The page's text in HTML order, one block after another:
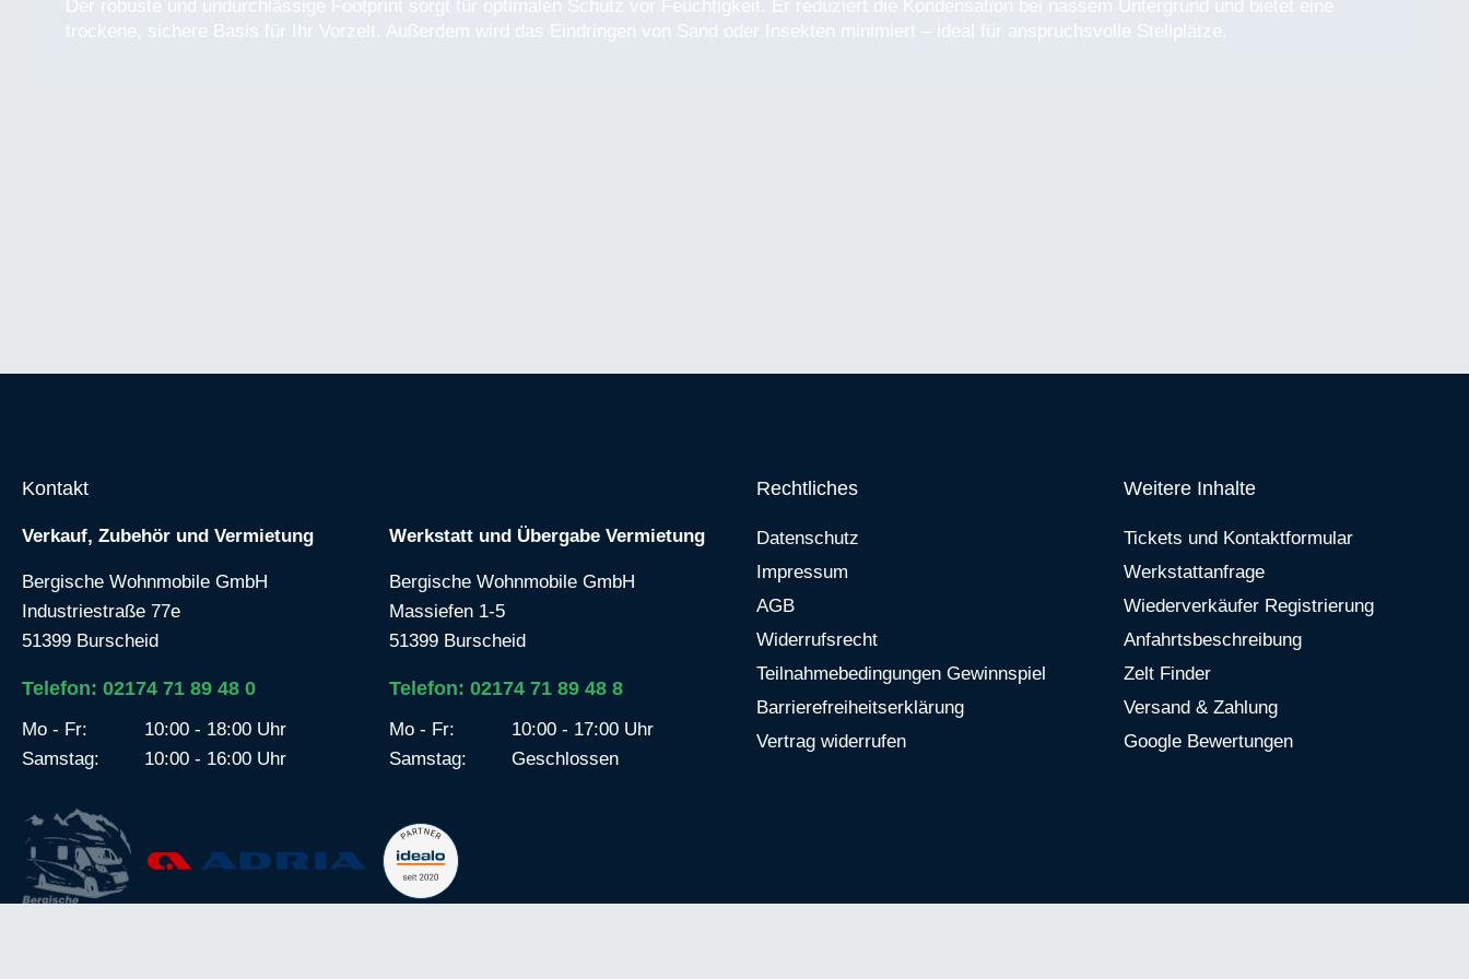
Der robuste und undurchlässige Footprint sorgt für optimalen Schutz vor Feuchtigkeit. Er reduziert die Kondensation bei nassem Untergrund und bietet eine
trockene, sichere Basis für Ihr Vorzelt. Außerdem wird das Eindringen von Sand oder Insekten minimiert – ideal für anspruchsvolle Stellplätze.
Kontakt
Verkauf, Zubehör und Vermietung
Bergische Wohnmobile GmbH
Industriestraße 77e
51399 Burscheid
Telefon: 02174 71 89 48 0
Mo - Fr:
10:00 - 18:00 Uhr
Samstag:
10:00 - 16:00 Uhr
Werkstatt und Übergabe Vermietung
Bergische Wohnmobile GmbH
Massiefen 1-5
51399 Burscheid
Telefon: 02174 71 89 48 8
Mo - Fr:
10:00 - 17:00 Uhr
Samstag:
Geschlossen
Rechtliches
Datenschutz
Impressum
AGB
Widerrufsrecht
Teilnahmebedingungen Gewinnspiel
Barrierefreiheitserklärung
Vertrag widerrufen
Weitere Inhalte
Tickets und Kontaktformular
Werkstattanfrage
Wiederverkäufer Registrierung
Anfahrtsbeschreibung
Zelt Finder
Versand & Zahlung
Google Bewertungen